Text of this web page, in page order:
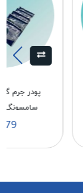
پودر جرم
سامسونگ CARBONA